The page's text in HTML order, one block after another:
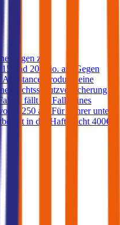
zu
15 und 20 Mio. an. Gegen
Assistance-Produkt, eine
Rechtsschutzversicherung
fällt im Falle eines
€ 250 an. Für Fahrer unter
in der Haftpflicht 400€.